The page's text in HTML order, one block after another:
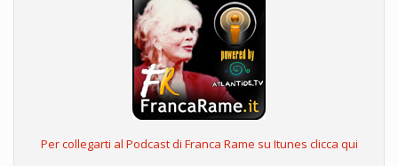
Per collegarti al Podcast di Franca Rame su Itunes clicca qui